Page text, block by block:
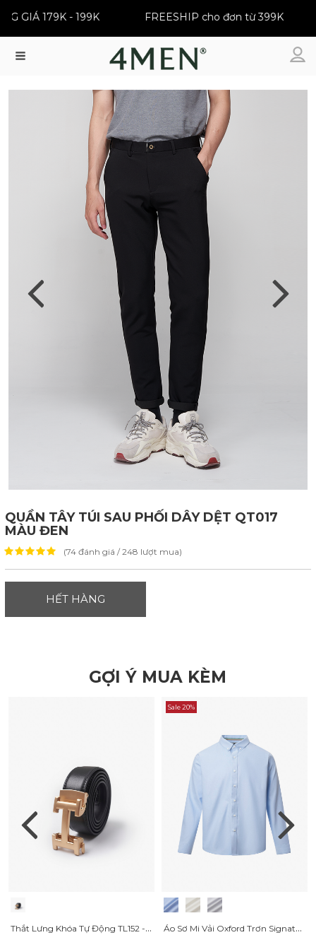
GIÁ 179K - 199K FREESHIP cho đơn từ 399K
QUẦN TÂY TÚI SAU PHỐI DÂY DỆT QT017
MÀU ĐEN
(74 đánh giá / 248 lượt mua)
HẾT HÀNG
GỢI Ý MUA KÈM
Thắt Lưng Khóa Tự Động TL152 - Pre Order
Sale 20%
Áo Sơ Mi Vải Oxford Trơn Signature Form Regular SM157